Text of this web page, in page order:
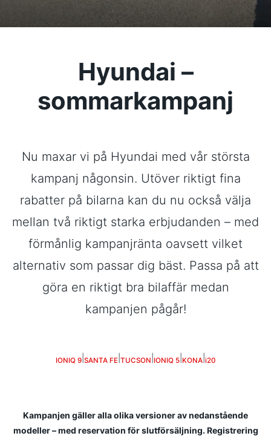
Hyundai –
sommarkampanj
Nu maxar vi på Hyundai med vår största
kampanj någonsin. Utöver riktigt fina
rabatter på bilarna kan du nu också välja
mellan två riktigt starka erbjudanden – med
förmånlig kampanjränta oavsett vilket
alternativ som passar dig bäst. Passa på att
göra en riktigt bra bilaffär medan
kampanjen pågår!
IONIQ 9| SANTA FE| TUCSON IONIQ 5 KONA i20
Kampanjen gäller alla olika versioner av nedanstående
modeller – med reservation för slutförsäljning. Registrering